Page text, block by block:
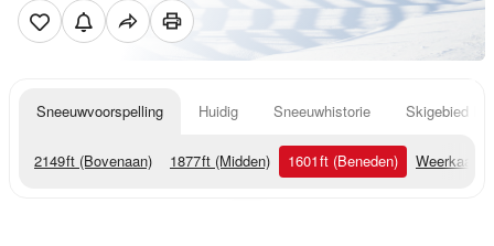
Sneeuwvoorspelling Huidig Sneeuwhistorie Skigebied
2149ft (Bovenaan) 1877ft (Midden) 1601ft (Beneden)